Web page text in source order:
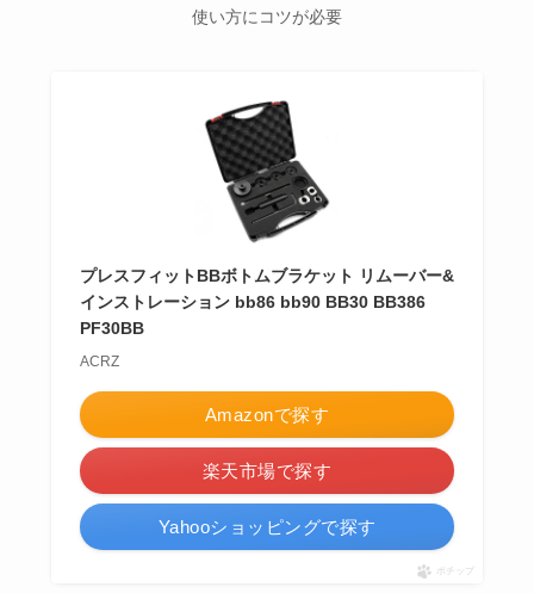
使い方にコツが必要
プレスフィットBBボトムブラケット リムーバー&
インストレーション bb86 bb90 BB30 BB386
PF30BB
ACRZ
Amazonで探す
楽天市場で探す
Yahooショッピングで探す
ポチップ